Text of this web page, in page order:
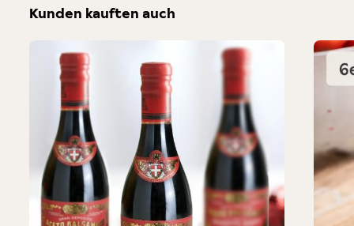
Kunden kauften auch
Produktgalerie überspringen